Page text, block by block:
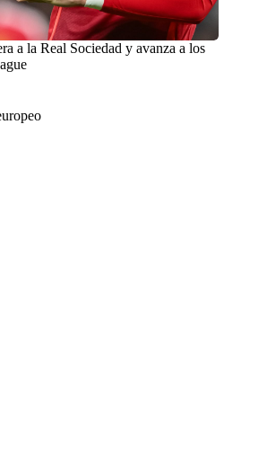
a la Real Sociedad y avanza a los